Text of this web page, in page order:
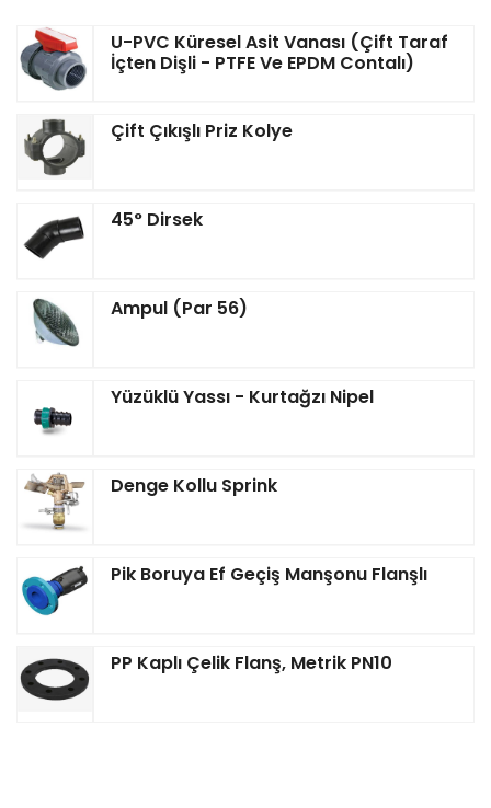
U-PVC Küresel Asit Vanası (Çift Taraf
İçten Dişli - PTFE Ve EPDM Contalı)
Çift Çıkışlı Priz Kolye
45° Dirsek
Ampul (Par 56)
Yüzüklü Yassı - Kurtağzı Nipel
Denge Kollu Sprink
Pik Boruya Ef Geçiş Manşonu Flanşlı
PP Kaplı Çelik Flanş, Metrik PN10